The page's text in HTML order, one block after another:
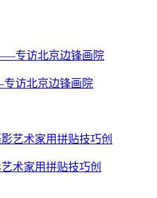
访北京边锋画院
术家用拼贴技巧创